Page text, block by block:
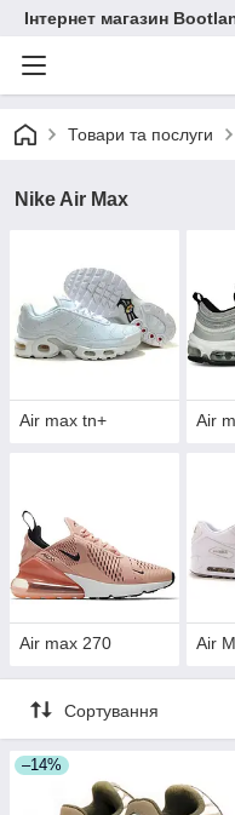
Інтернет магазин
Товари та послуги
Nike Air Max
Air max tn+ Air
Air max 270 Air
Сортування
–14%